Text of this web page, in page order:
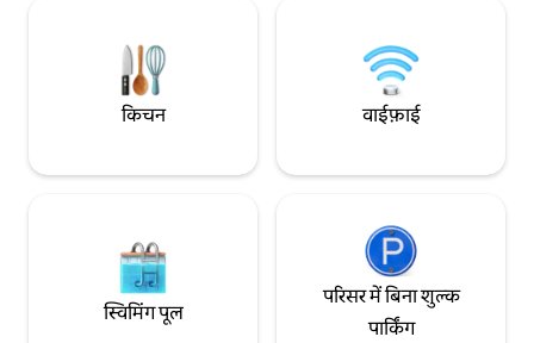
किचन वाईफ़ाई
स्विमिंग पूल
परिसर में बिना शुल्क
पार्किंग